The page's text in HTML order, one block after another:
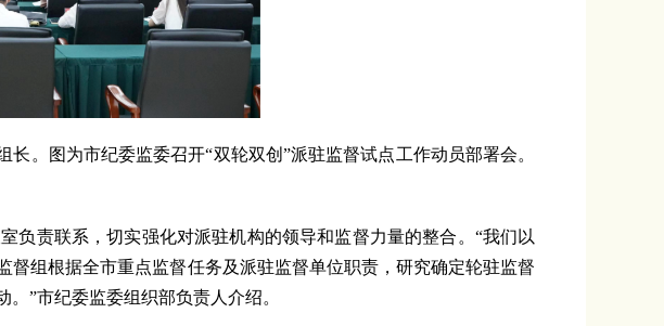
。图为市纪委监委召开“双轮双创”派驻监督试点工作动员部署会。
责联系，切实强化对派驻机构的领导和监督力量的整合。“我们以
组根据全市重点监督任务及派驻监督单位职责，研究确定轮驻监督
”市纪委监委组织部负责人介绍。